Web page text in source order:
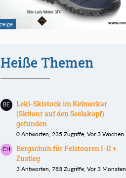
Heiße Themen
Leki-Skistock im Kelmerkar
(Skitour auf den Seelakopf)
gefunden
0 Antworten, 235 Zugriffe, Vor 3 Wochen
Bergschuh für Felstouren I-II +
Zustieg
3 Antworten, 783 Zugriffe, Vor 3 Monaten